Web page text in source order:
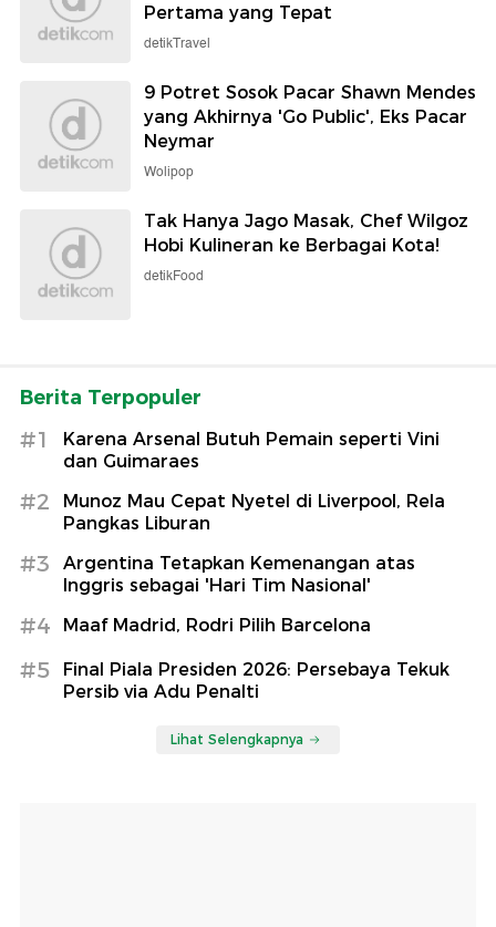
Pertama yang Tepat
detikTravel
9 Potret Sosok Pacar Shawn Mendes
yang Akhirnya 'Go Public', Eks Pacar
Neymar
Wolipop
Tak Hanya Jago Masak, Chef Wilgoz
Hobi Kulineran ke Berbagai Kota!
detikFood
Berita Terpopuler
#1
Karena Arsenal Butuh Pemain seperti Vini
dan Guimaraes
#2
Munoz Mau Cepat Nyetel di Liverpool, Rela
Pangkas Liburan
#3
Argentina Tetapkan Kemenangan atas
Inggris sebagai 'Hari Tim Nasional'
#4 Maaf Madrid, Rodri Pilih Barcelona
#5
Final Piala Presiden 2026: Persebaya Tekuk
Persib via Adu Penalti
Lihat Selengkapnya